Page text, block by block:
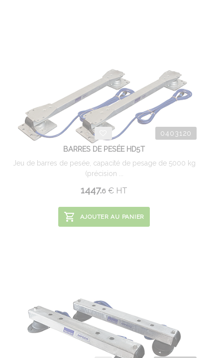
0403120
BARRES DE PESÉE HD5T
Jeu de barres de pesée, capacité de pesage de 5000 kg
(précision ...
1447.6 € HT
AJOUTER AU PANIER